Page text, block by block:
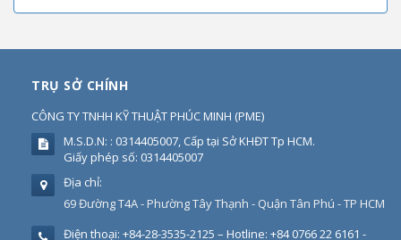
TRỤ SỞ CHÍNH
CÔNG TY TNHH KỸ THUẬT PHÚC MINH (PME)
M.S.D.N: : 0314405007, Cấp tại Sở KHĐT Tp HCM.
Giấy phép số: 0314405007
Địa chỉ:
69 Đường T4A - Phường Tây Thạnh - Quận Tân Phú - TP HCM
Điện thoại: +84-28-3535-2125 – Hotline: +84 0766 22 6161 -